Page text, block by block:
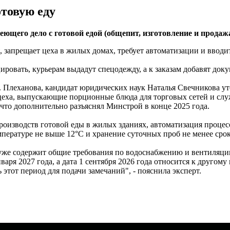
еду
дело с готовой едой (общепит, изготовление и
цеха в жилых домах, требует автоматизации и
курьерам выдадут спецодежду, а к заказам добавят
кандидат юридических наук Наталья Свечникова
выпускающие порционные блюда для торговых сетей и
дополнительно разъяснял Минстрой в конце 2025 года.
готовой еды в жилых зданиях, автоматизация
не выше 12°C и хранение суточных проб не менее
содержит общие требования по водоснабжению и
2027 года, а дата 1 сентября 2026 года относится к
период для подачи замечаний", - пояснила эксперт.